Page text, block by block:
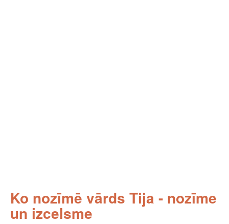
Ko nozīmē vārds Tija - nozīme
un izcelsme